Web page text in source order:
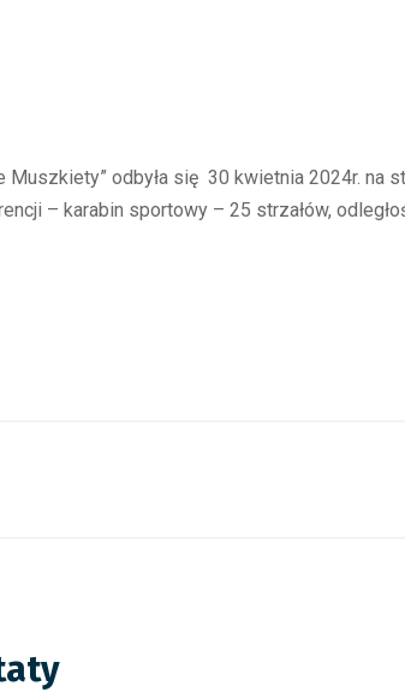
odbyła się 30 kwietnia 2024r. na
– karabin sportowy – 25 strzałów,